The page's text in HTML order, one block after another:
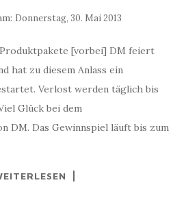
Donnerstag, 30. Mai 2013
[vorbei] DM feiert
hat zu diesem Anlass ein
Verlost werden täglich bis
Glück bei dem
DM. Das Gewinnspiel läuft bis zum